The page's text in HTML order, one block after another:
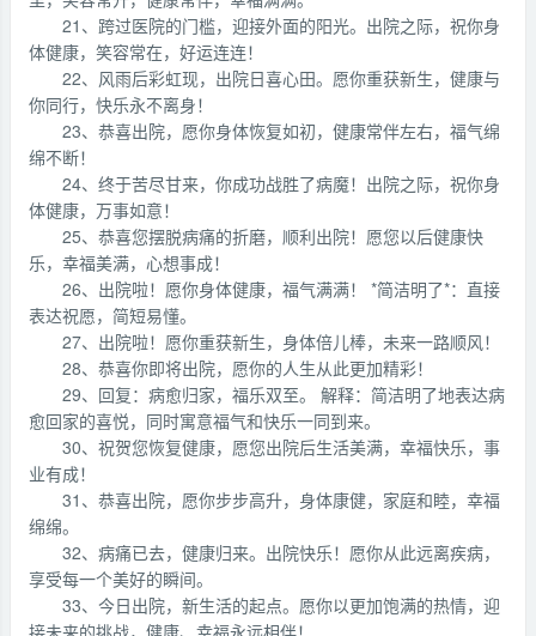
21、跨过医院的门槛，迎接外面的阳光。出院之际，祝你身
体健康，笑容常在，好运连连！
22、风雨后彩虹现，出院日喜心田。愿你重获新生，健康与
你同行，快乐永不离身！
23、恭喜出院，愿你身体恢复如初，健康常伴左右，福气绵
绵不断！
24、终于苦尽甘来，你成功战胜了病魔！出院之际，祝你身
体健康，万事如意！
25、恭喜您摆脱病痛的折磨，顺利出院！愿您以后健康快
乐，幸福美满，心想事成！
26、出院啦！愿你身体健康，福气满满！ *简洁明了*：直接
表达祝愿，简短易懂。
27、出院啦！愿你重获新生，身体倍儿棒，未来一路顺风！
28、恭喜你即将出院，愿你的人生从此更加精彩！
29、回复：病愈归家，福乐双至。 解释：简洁明了地表达病
愈回家的喜悦，同时寓意福气和快乐一同到来。
30、祝贺您恢复健康，愿您出院后生活美满，幸福快乐，事
业有成！
31、恭喜出院，愿你步步高升，身体康健，家庭和睦，幸福
绵绵。
32、病痛已去，健康归来。出院快乐！愿你从此远离疾病，
享受每一个美好的瞬间。
33、今日出院，新生活的起点。愿你以更加饱满的热情，迎
接未来的挑战，健康、幸福永远相伴！